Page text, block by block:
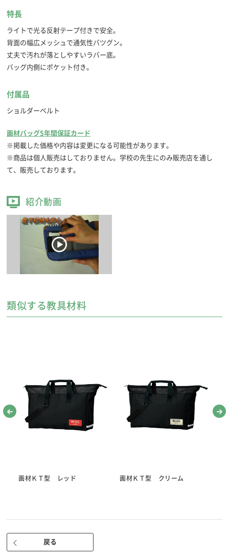
特長
ライトで光る反射テープ付きで安全。
背面の幅広メッシュで通気性バツグン。
丈夫で汚れが落としやすいラバー底。
バッグ内側にポケット付き。
付属品
ショルダーベルト
画材バッグ5年間保証カード
コンパクト筆洗バケツ
コンパクトカラーパレット
※掲載した価格や内容は変更になる可能性があります。
※商品は個人販売はしておりません。学校の先生にのみ販売店を通し
て、販売しております。
紹介動画
類似する教具材料
画材ＫＴ型 レッド 画材ＫＴ型 クリーム
戻る